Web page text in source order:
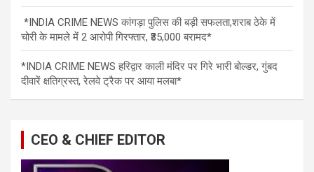
*INDIA CRIME NEWS कांगड़ा पुलिस की बड़ी सफलता,शराब ठेके में
चोरी के मामले में 2 आरोपी गिरफ्तार, ₹35,000 बरामद*
*INDIA CRIME NEWS हरिद्वार काली मंदिर पर गिरे भारी बोल्डर, गुंबद
दीवारें क्षतिग्रस्त, रेलवे ट्रैक पर आया मलबा*
CEO & CHIEF EDITOR